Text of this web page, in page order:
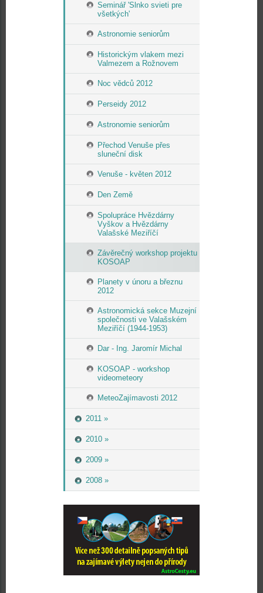
Seminář 'Slnko svieti pre
všetkých'
Astronomie seniorům
Historickým vlakem mezi
Valmezem a Rožnovem
Noc vědců 2012
Perseidy 2012
Astronomie seniorům
Přechod Venuše přes
sluneční disk
Venuše - květen 2012
Den Země
Spolupráce Hvězdárny
Vyškov a Hvězdárny
Valašské Meziříčí
Závěrečný workshop projektu
KOSOAP
Planety v únoru a březnu
2012
Astronomická sekce Muzejní
společnosti ve Valašském
Meziříčí (1944-1953)
Dar - Ing. Jaromír Michal
KOSOAP - workshop
videometeory
MeteoZajímavosti 2012
2011 »
2010 »
2009 »
2008 »